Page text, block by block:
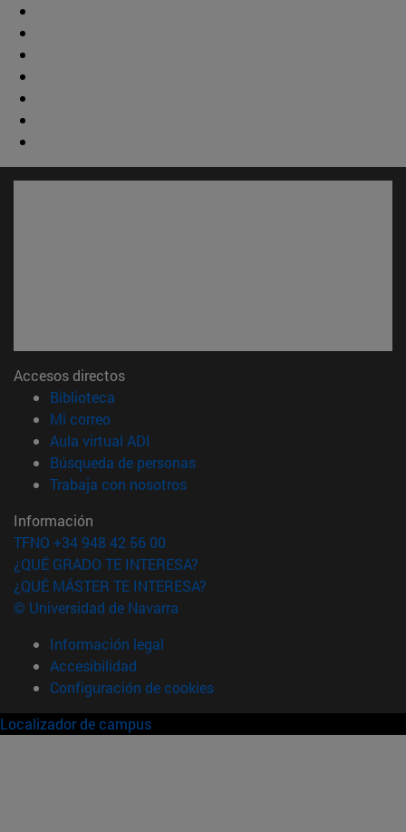
Accesos directos
Biblioteca
Mi correo(abre en nueva ventana)
Aula virtual ADI
Búsqueda de personas(abre en nueva ventana)
Trabaja con nosotros(abre en nueva ventana)
Información
TFNO +34 948 42 56 00
¿QUÉ GRADO TE INTERESA?
¿QUÉ MÁSTER TE INTERESA?
© Universidad de Navarra
Información legal
Accesibilidad
Configuración de cookies
Localizador de campus